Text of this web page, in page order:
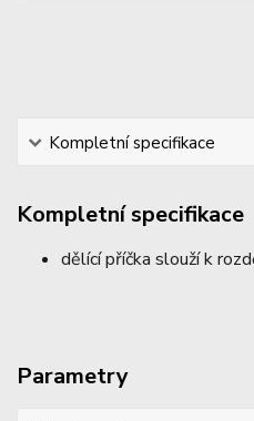
Kompletní specifikace
Kompletní specifikace
dělící příčka slouží k
Parametry